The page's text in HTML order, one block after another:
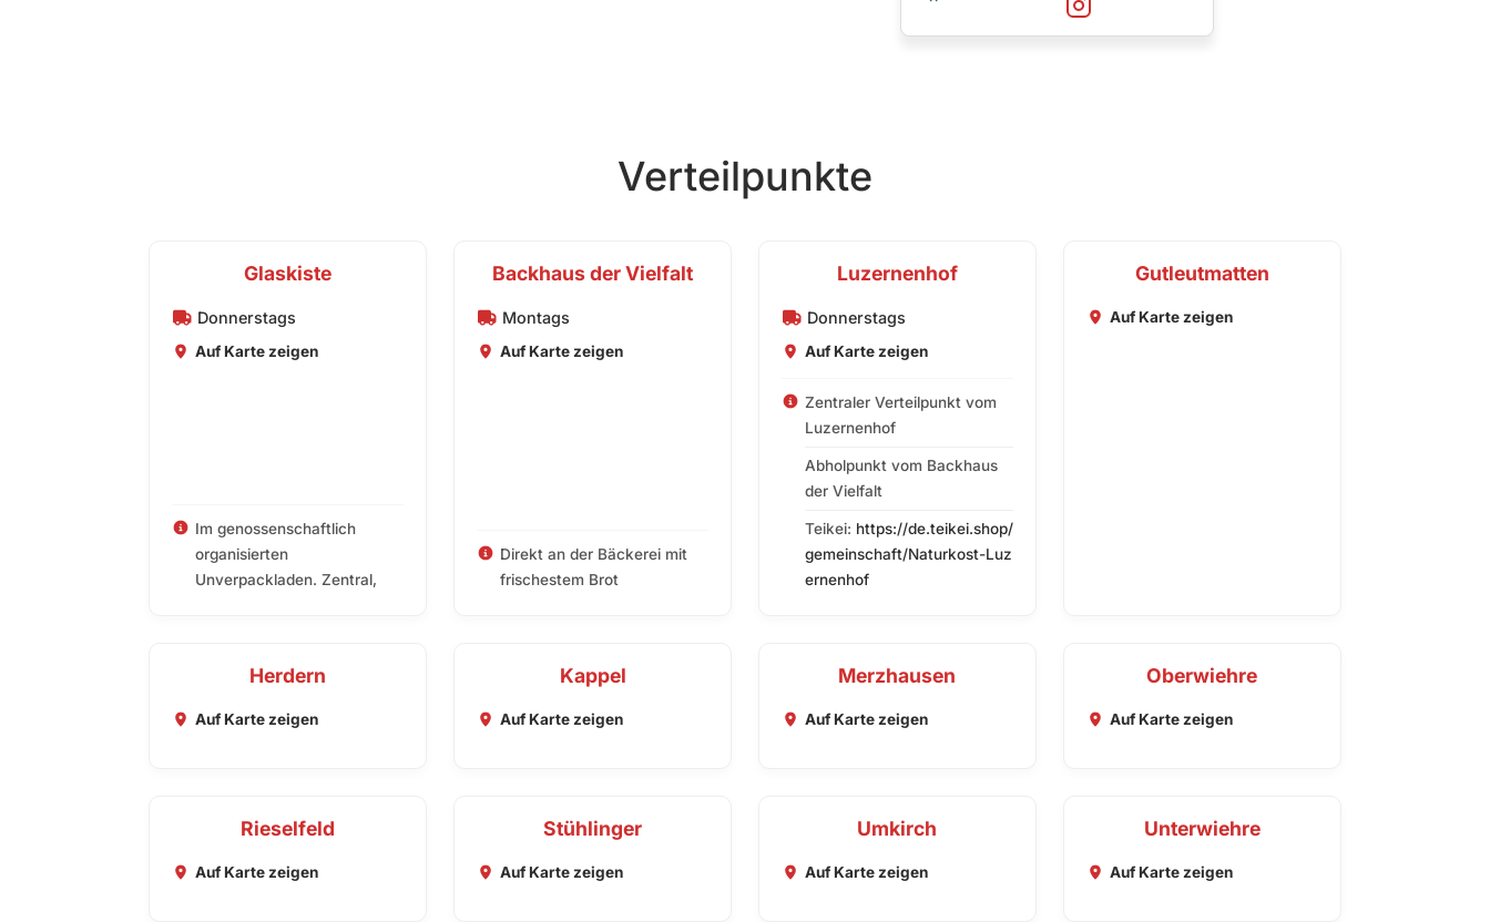
Verteilpunkte
Glaskiste
Donnerstags
Auf Karte zeigen
Im genossenschaftlich
organisierten
Unverpackladen. Zentral,
Backhaus der Vielfalt
Montags
Auf Karte zeigen
Direkt an der Bäckerei mit
frischestem Brot
Luzernenhof
Donnerstags
Auf Karte zeigen
Zentraler Verteilpunkt vom
Luzernenhof
Abholpunkt vom Backhaus
der Vielfalt
Teikei: https://de.teikei.shop/
gemeinschaft/Naturkost-Luz
ernenhof
Gutleutmatten
Auf Karte zeigen
Herdern
Auf Karte zeigen
Kappel
Auf Karte zeigen
Merzhausen
Auf Karte zeigen
Oberwiehre
Auf Karte zeigen
Rieselfeld
Auf Karte zeigen
Stühlinger
Auf Karte zeigen
Umkirch
Auf Karte zeigen
Unterwiehre
Auf Karte zeigen